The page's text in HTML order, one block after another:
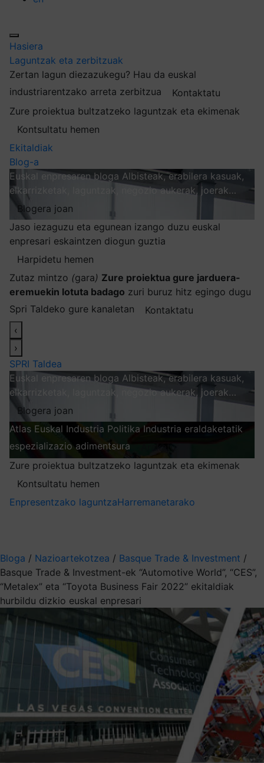
Hasiera
Laguntzak eta zerbitzuak
Zertan lagun diezazukegu? Hau da euskal
industriarentzako arreta zerbitzua
Kontaktatu
Zure proiektua bultzatzeko laguntzak eta ekimenak
Kontsultatu hemen
Ekitaldiak
Blog-a
Euskal enpresaren bloga Albisteak, erabilera kasuak,
elkarrizketak, laguntzak, negozio aukerak, joerak…
Blogera joan
Jaso iezaguzu eta egunean izango duzu euskal
enpresari eskaintzen diogun guztia
Harpidetu hemen
Zutaz mintzo (gara) Zure proiektua gure jarduera-
eremuekin lotuta badago zuri buruz hitz egingo dugu
Spri Taldeko gure kanaletan
Kontaktatu
‹
›
SPRI Taldea
Euskal enpresaren bloga Albisteak, erabilera kasuak,
elkarrizketak, laguntzak, negozio aukerak, joerak…
Blogera joan
Atlas Euskal Industria Politika Industria eraldaketatik
espezializazio adimentsura
Zure proiektua bultzatzeko laguntzak eta ekimenak
Kontsultatu hemen
Enpresentzako laguntzaHarremanetarako
Bloga / Nazioartekotzea / Basque Trade & Investment /
Basque Trade & Investment-ek “Automotive World”, “CES”,
“Metalex” eta “Toyota Business Fair 2022” ekitaldiak
hurbildu dizkio euskal enpresari